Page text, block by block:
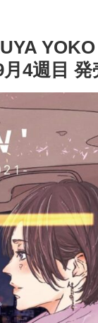
4週目 発